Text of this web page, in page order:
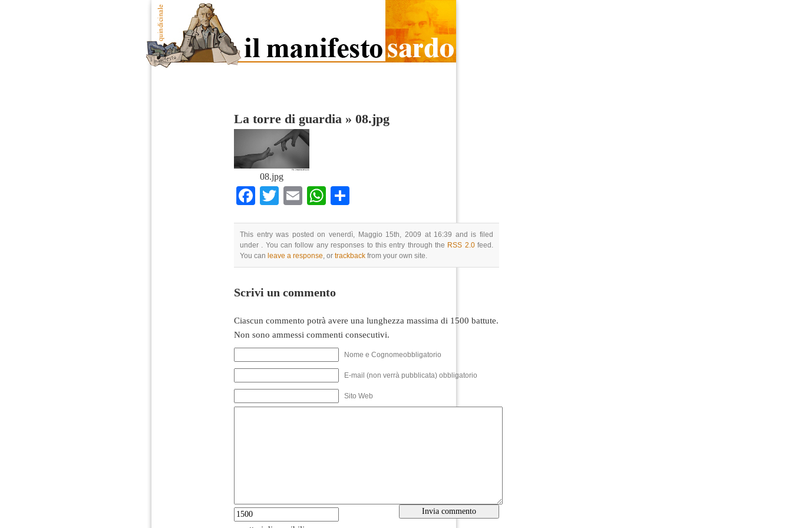
La torre di guardia » 08.jpg
08.jpg
Facebook
TwitterEmailWhatsApp
This entry was posted on venerdì, Maggio 15th, 2009 at 16:39 and is filed
under . You can follow any responses to this entry through the RSS 2.0feed.
You can leave a response, or trackback from your own site.
Scrivi un commento
Ciascun commento potrà avere una lunghezza massima di 1500 battute.
Non sono ammessi commenti consecutivi.
Nome e Cognomeobbligatorio
E-mail (non verrà pubblicata) obbligatorio
Sito Web